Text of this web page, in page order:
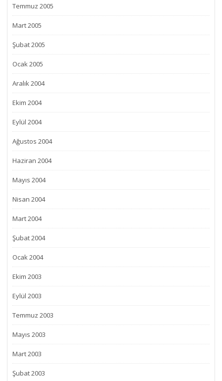
Temmuz 2005
Mart 2005
Şubat 2005
Ocak 2005
Aralık 2004
Ekim 2004
Eylül 2004
Ağustos 2004
Haziran 2004
Mayıs 2004
Nisan 2004
Mart 2004
Şubat 2004
Ocak 2004
Ekim 2003
Eylül 2003
Temmuz 2003
Mayıs 2003
Mart 2003
Şubat 2003